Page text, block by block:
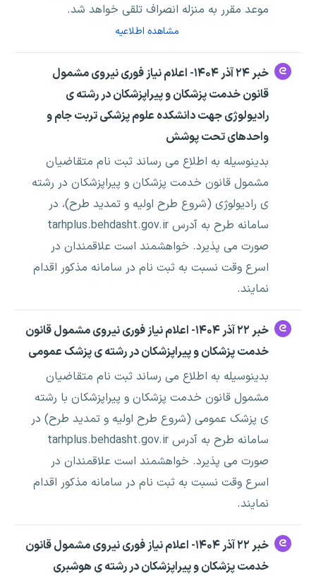
موعد مقرر به منزله انصراف تلقی خواهد شد.
مشاهده اطلاعیه
خبر ۲۴ آذر ۱۴۰۴- اعلام نیاز فوری نیروی مشمول
قانون خدمت پزشکان و پیراپزشکان در رشته ی
رادیولوژی جهت دانشکده علوم پزشکی تربت جام و
واحدهای تحت پوشش
بدینوسیله به اطلاع می رساند ثبت نام متقاضیان
مشمول قانون خدمت پزشکان و پیراپزشکان در رشته
ی رادیولوژی (شروع طرح اولیه و تمدید طرح)، در
سامانه طرح به آدرس tarhplus.behdasht.gov.ir
صورت می پذیرد. خواهشمند است علاقمندان در
اسرع وقت نسبت به ثبت نام در سامانه مذکور اقدام
نمایند.
خبر ۲۲ آذر ۱۴۰۴- اعلام نیاز فوری نیروی مشمول قانون
خدمت پزشکان و پیراپزشکان در رشته ی پزشک عمومی
بدینوسیله به اطلاع می رساند ثبت نام متقاضیان
مشمول قانون خدمت پزشکان و پیراپزشکان با رشته
ی پزشک عمومی (شروع طرح اولیه و تمدید طرح) در
سامانه طرح به آدرس tarhplus.behdasht.gov.ir
صورت می پذیرد. خواهشمند است علاقمندان در
اسرع وقت نسبت به ثبت نام در سامانه مذکور اقدام
نمایند.
خبر ۲۲ آذر ۱۴۰۴- اعلام نیاز فوری نیروی مشمول قانون
خدمت پزشکان و پیراپزشکان در رشته ی هوشبری